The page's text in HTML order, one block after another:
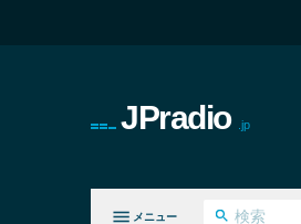
JPradio .jp
メニュー